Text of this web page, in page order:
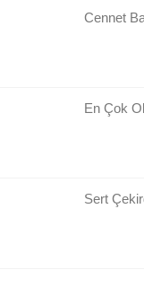
Cennet
En Çok
Sert